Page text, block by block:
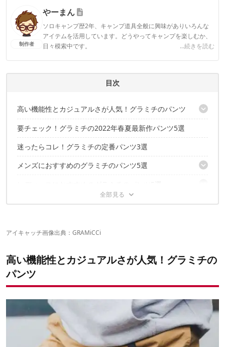
CAMP HACK編集部のプロフィール
制作者
やーまん
ソロキャンプ歴2年、キャンプ道具全般に興味がありいろんな
アイテムを活用しています。どうやってキャンプを楽しむか、
日々模索中です。
...続きを読む
やーまんのプロフィール
目次
高い機能性とカジュアルさが人気！グラミチのパンツ
定番アイテムだけではなく新作も大人気
グラミチのパンツはゆったりしたサイズ感
要チェック！グラミチの2022年春夏最新作パンツ5選
迷ったらコレ！グラミチの定番パンツ3選
メンズにおすすめのグラミチのパンツ5選
ウェザーマウンテンショーツ
ウィメンズパンツ
カッコよく決めよう！グラミチのパンツコーデ・メンズ
シンプルコーデでどこでもOK
個性的なショーツで注目度UP
可愛くおしゃれに！グラミチのパンツコーデ・レディー
迷ったときのシンプルコーデ
ビッグシルエットでゆったりと
アクティブさと可愛さの両立
アウトドアでのグラミチパンツコーデ例！
ショーツで軽快に
涼しい色合いでアクティブに
キャンプや登山もゆったり可愛く
グラミチのパンツ、お手入れの注意点！
乾燥機はNG！
洗濯後は多少縮みます
グラミチのパンツを楽しもう
こちらの記事もおすすめ
アイキャッチ画像出典： GRAMiCCi
高い機能性とカジュアルさが人気！グラミチの
パンツ